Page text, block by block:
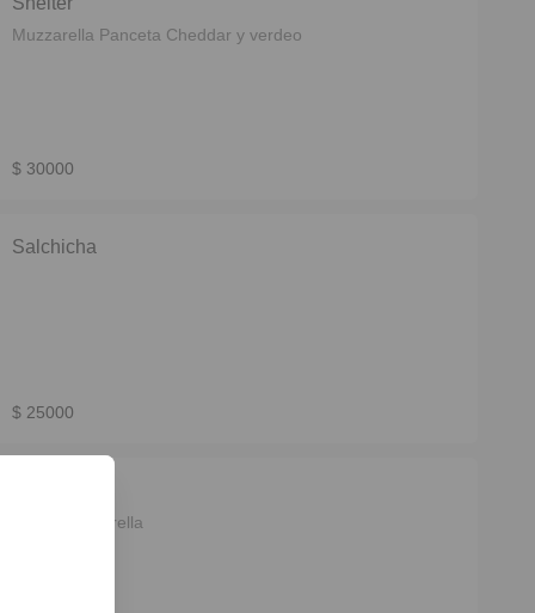
Muzzarella Panceta Cheddar y verdeo
$ 30000
Salchicha
$ 25000
Rúcula Muzarella